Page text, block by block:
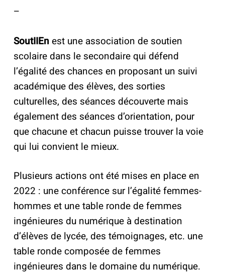
–
SoutIIEnest une association de soutien
scolaire dans le secondaire qui défend
l’égalité des chances en proposant un suivi
académique des élèves, des sorties
culturelles, des séances découverte mais
également des séances d’orientation, pour
que chacune et chacun puisse trouver la voie
qui lui convient le mieux.
Plusieurs actions ont été mises en place en
2022 : une conférence sur l’égalité femmes-
hommes et une table ronde de femmes
ingénieures du numérique à destination
d’élèves de lycée, des témoignages, etc. une
table ronde composée de femmes
ingénieures dans le domaine du numérique.